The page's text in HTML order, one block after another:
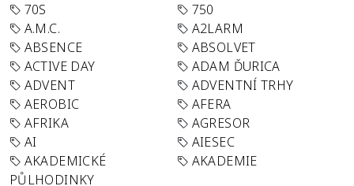
70S
750
A.M.C.
A2LARM
ABSENCE
ABSOLVET
ACTIVE DAY
ADAM ĎURICA
ADVENT
ADVENTNÍ TRHY
AEROBIC
AFERA
AFRIKA
AGRESOR
AI
AIESEC
AKADEMICKÉ
PŮLHODINKY
AKADEMIE